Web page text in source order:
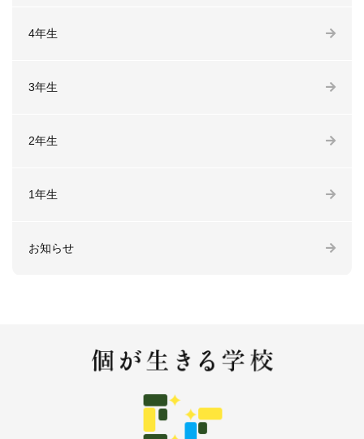
4年生
3年生
2年生
1年生
お知らせ